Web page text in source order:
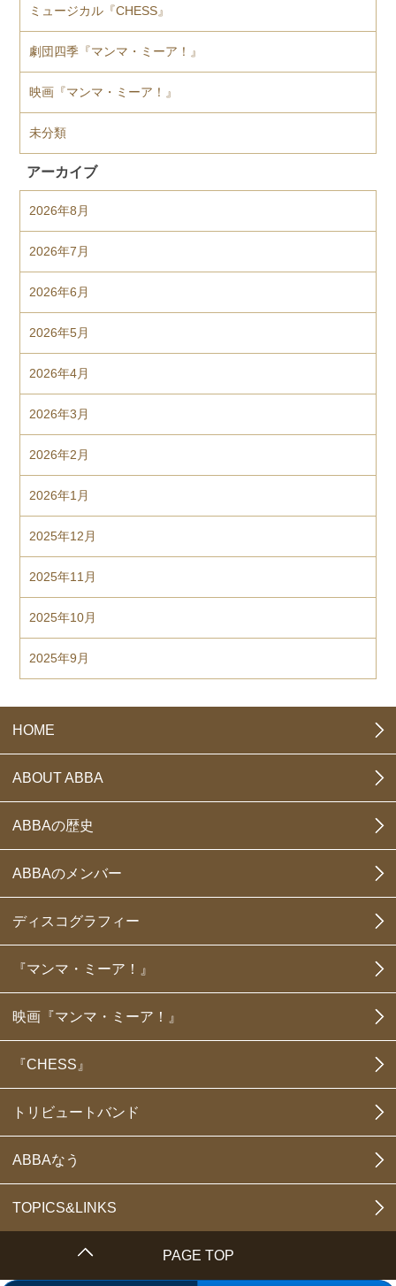
ミュージカル『CHESS』
劇団四季『マンマ・ミーア！』
映画『マンマ・ミーア！』
未分類
アーカイブ
2026年8月
2026年7月
2026年6月
2026年5月
2026年4月
2026年3月
2026年2月
2026年1月
2025年12月
2025年11月
2025年10月
2025年9月
HOME
ABOUT ABBA
ABBAの歴史
ABBAのメンバー
ディスコグラフィー
『マンマ・ミーア！』
映画『マンマ・ミーア！』
『CHESS』
トリビュートバンド
ABBAなう
TOPICS&LINKS
PAGE TOP